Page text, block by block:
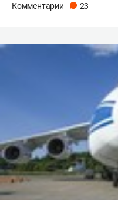
Комментарии 23